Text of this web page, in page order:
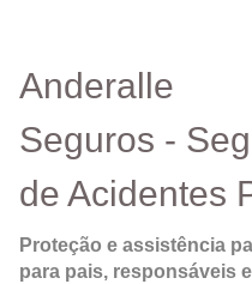
Anderalle
Seguros -
de Acidentes
Proteção e assistência
para pais, responsáveis